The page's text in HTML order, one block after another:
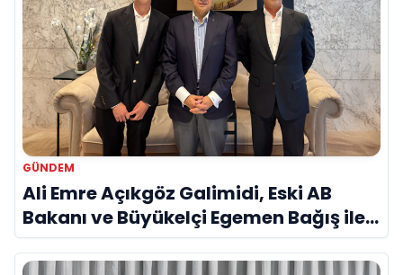
GÜNDEM
Ali Emre Açıkgöz Galimidi, Eski AB
Bakanı ve Büyükelçi Egemen Bağış ile
Bir Araya Geldi